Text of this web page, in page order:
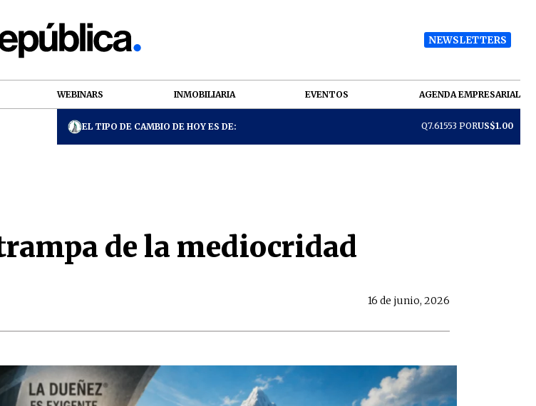
NEWSLETTERS
WEBINARS INMOBILIARIA EVENTOS AGENDA EMPRESARIAL
EL TIPO DE CAMBIO DE HOY ES DE: Q7.61553 PORUS$1.00
de la mediocridad
16 de junio, 2026